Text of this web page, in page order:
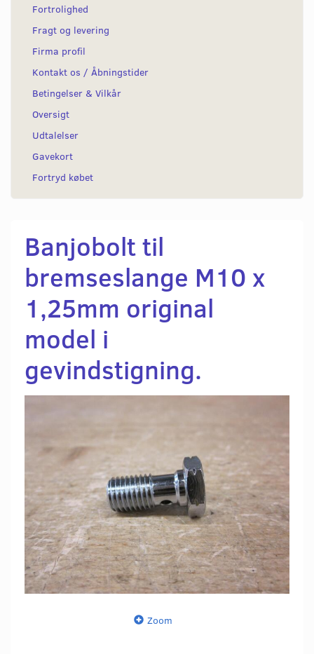
Fortrolighed
Fragt og levering
Firma profil
Kontakt os / Åbningstider
Betingelser & Vilkår
Oversigt
Udtalelser
Gavekort
Fortryd købet
Banjobolt til
bremseslange M10 x
1,25mm original
model i
gevindstigning.
Zoom